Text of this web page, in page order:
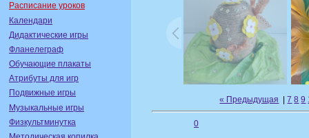
Расписание уроков
Календари
Дидактические игры
Фланелеграф
Обучающие плакаты
Атрибуты для игр
Подвижные игры
Музыкальные игры
Физкультминутка
« Предыдущая |7 8 9
0